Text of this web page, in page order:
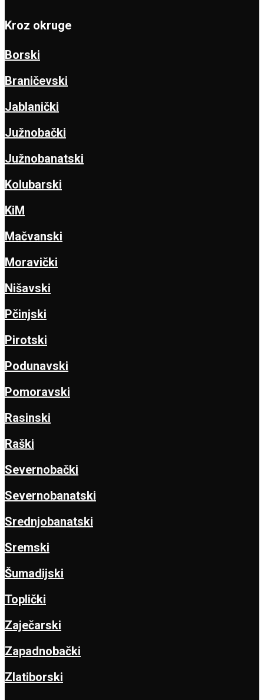
Kroz okruge
Borski
Braničevski
Jablanički
Južnobački
Južnobanatski
Kolubarski
KiM
Mačvanski
Moravički
Nišavski
Pčinjski
Pirotski
Podunavski
Pomoravski
Rasinski
Raški
Severnobački
Severnobanatski
Srednjobanatski
Sremski
Šumadijski
Toplički
Zaječarski
Zapadnobački
Zlatiborski